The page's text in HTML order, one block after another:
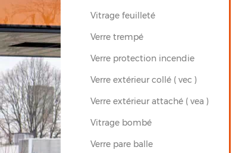
Vitrage feuilleté
Verre trempé
Verre protection incendie
Verre extérieur collé ( vec )
Verre extérieur attaché ( vea )
Vitrage bombé
Verre pare balle